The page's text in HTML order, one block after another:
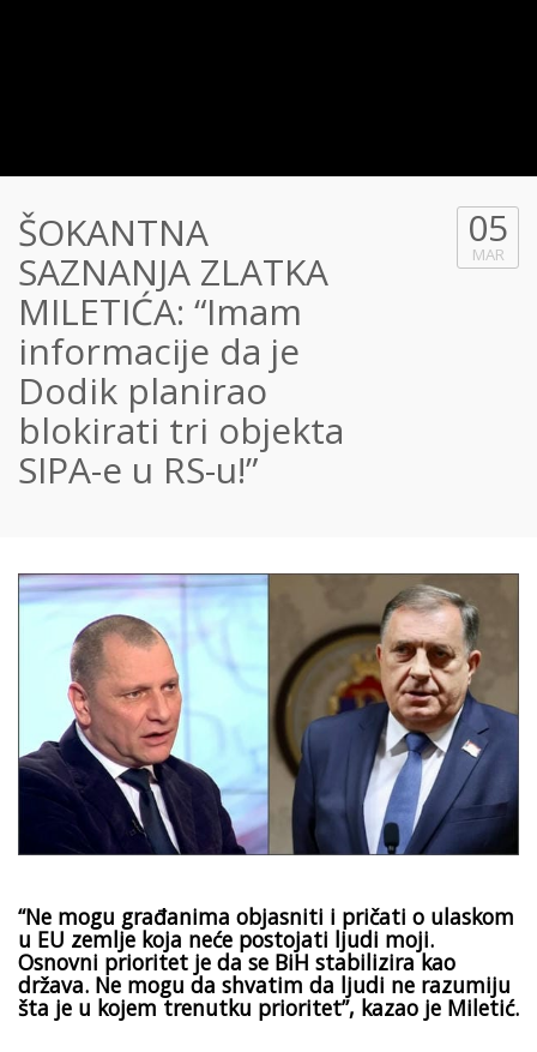
ŠOKANTNA
SAZNANJA ZLATKA
MILETIĆA: “Imam
informacije da je
Dodik planirao
blokirati tri objekta
SIPA-e u RS-u!”
05
MAR
“Ne mogu građanima objasniti i pričati o ulaskom
u EU zemlje koja neće postojati ljudi moji.
Osnovni prioritet je da se BiH stabilizira kao
država. Ne mogu da shvatim da ljudi ne razumiju
šta je u kojem trenutku prioritet”, kazao je Miletić.